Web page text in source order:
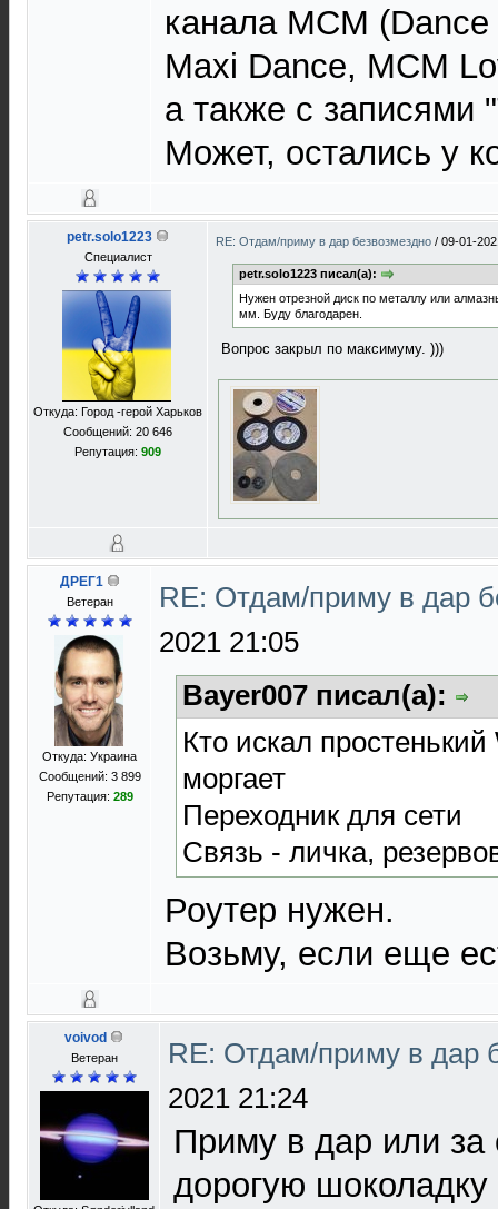
канала МСМ (Dance
Maxi Dance, MCM
а также с записями
Может, остались у
petr.solo1223
Специалист
Откуда: Город -герой Харьков
Сообщений: 20 646
Репутация: 909
RE: Отдам/приму в дар безвозмездно / 09-01-
petr.solo1223 писал(а):
Нужен отрезной диск по металлу или
мм. Буду благодарен.
Вопрос закрыл по максимуму. )))
ДРЕГ1
Bетеран
Откуда: Украина
Сообщений: 3 899
Репутация: 289
RE: Отдам/приму в дар
2021 21:05
Bayer007 писал(а):
Кто искал
моргает
Переходник для сети
Связь - личка,
Роутер нужен.
Возьму, если еще
voivod
Ветеран
RE: Отдам/приму в дар
2021 21:24
Приму в дар или
дорогую